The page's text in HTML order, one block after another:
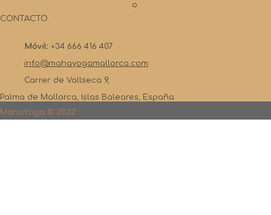
o
CONTACTO
Móvil: +34 666 416 407
info@mahayogamallorca.com
Carrer de Vallseca 9,
Palma de Mallorca, Islas Baleares, España
MahaYoga © 2022